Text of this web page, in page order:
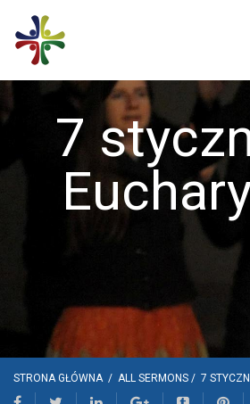
7
STRONA GŁÓWNA / ALL SERMONS / 7